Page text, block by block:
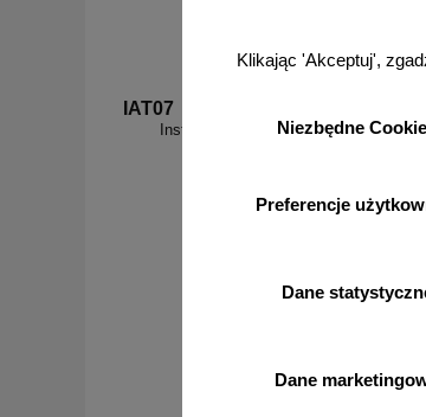
Klikając 'Akceptuj',
Niezbędne
Preferencje
Dane
Dane
IAT07
Instrukcja BHP przy obsłudze gaśnicy
od 10,76 zł